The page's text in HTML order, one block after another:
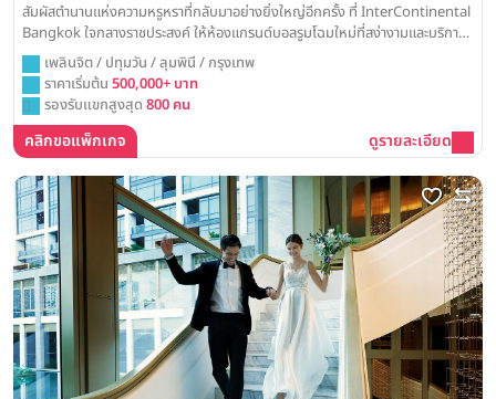
สัมผัสตำนานแห่งความหรูหราที่กลับมาอย่างยิ่งใหญ่อีกครั้ง ที่ InterContinental
Bangkok ใจกลางราชประสงค์ ให้ห้องแกรนด์บอลรูมโฉมใหม่ที่สง่างามและบริการ
ระดับโลก เป็นส่วนหนึ่งของเรื่องราวความรักที่น่าจดจำและเล่าขานไปตลอดกาล
เพลินจิต / ปทุมวัน / ลุมพินี / กรุงเทพ
ราคาเริ่มต้น 500,000+ บาท
รองรับแขกสูงสุด 800 คน
คลิกขอแพ็กเกจ ดูรายละเอียด